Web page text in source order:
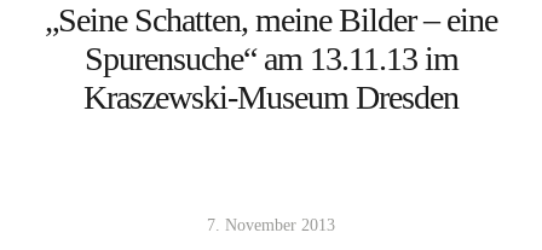
„Seine Schatten, meine Bilder – eine
Spurensuche“ am 13.11.13 im
Kraszewski-Museum Dresden
7. November 2013